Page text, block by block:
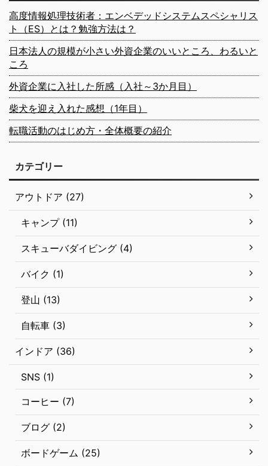
高度情報処理技術者：エンベデッドシステムスペシャリス
ト（ES）とは？勉強方法は？
日本法人の規模が小さい外資企業のいいところ、わるいと
ころ
外資企業に入社した所感（入社～3か月目）
柴犬を迎え入れた感想（1年目）
転職活動のはじめ方・全体概要の紹介
カテゴリー
アウトドア (27)
キャンプ (11)
スキューバダイビング (4)
バイク (1)
登山 (13)
自転車 (3)
インドア (36)
SNS (1)
コーヒー (7)
ブログ (2)
ボードゲーム (25)